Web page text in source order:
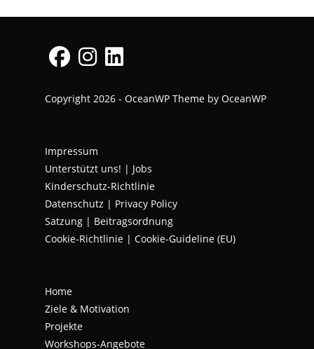
in
tab
in
tab
in
Copyright 2026 - OceanWP Theme by OceanWP
Impressum
Unterstützt uns! | Jobs
Kinderschutz-Richtlinie
Datenschutz | Privacy Policy
Satzung | Beitragsordnung
Cookie-Richtlinie | Cookie-Guideline (EU)
Home
Ziele & Motivation
Projekte
Workshops-Angebote